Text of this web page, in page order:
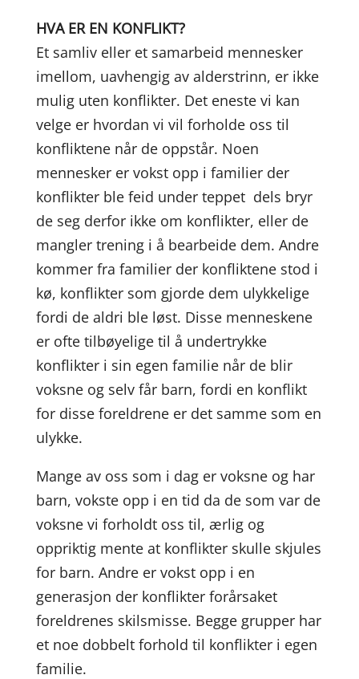
HVA ER EN KONFLIKT?
Et samliv eller et samarbeid mennesker
imellom, uavhengig av alderstrinn, er ikke
mulig uten konflikter. Det eneste vi kan
velge er hvordan vi vil forholde oss til
konfliktene når de oppstår. Noen
mennesker er vokst opp i familier der
konflikter ble feid under teppet  dels bryr
de seg derfor ikke om konflikter, eller de
mangler trening i å bearbeide dem. Andre
kommer fra familier der konfliktene stod i
kø, konflikter som gjorde dem ulykkelige
fordi de aldri ble løst. Disse menneskene
er ofte tilbøyelige til å undertrykke
konflikter i sin egen familie når de blir
voksne og selv får barn, fordi en konflikt
for disse foreldrene er det samme som en
ulykke.
Mange av oss som i dag er voksne og har
barn, vokste opp i en tid da de som var de
voksne vi forholdt oss til, ærlig og
oppriktig mente at konflikter skulle skjules
for barn. Andre er vokst opp i en
generasjon der konflikter forårsaket
foreldrenes skilsmisse. Begge grupper har
et noe dobbelt forhold til konflikter i egen
familie.